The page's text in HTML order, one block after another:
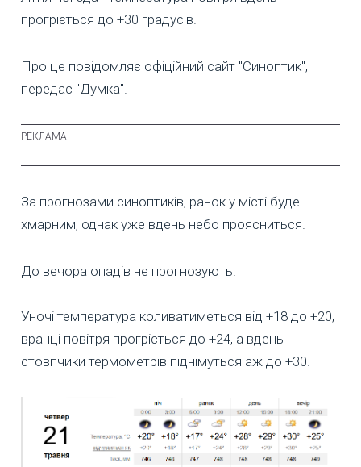
прогріється до +30 градусів.
Про це повідомляє офіційний сайт "Синоптик",
передає "Думка".
За прогнозами синоптиків, ранок у місті буде
хмарним, однак уже вдень небо проясниться.
До вечора опадів не прогнозують.
Уночі температура коливатиметься від +18 до +20,
вранці повітря прогріється до +24, а вдень
стовпчики термометрів піднімуться аж до +30.